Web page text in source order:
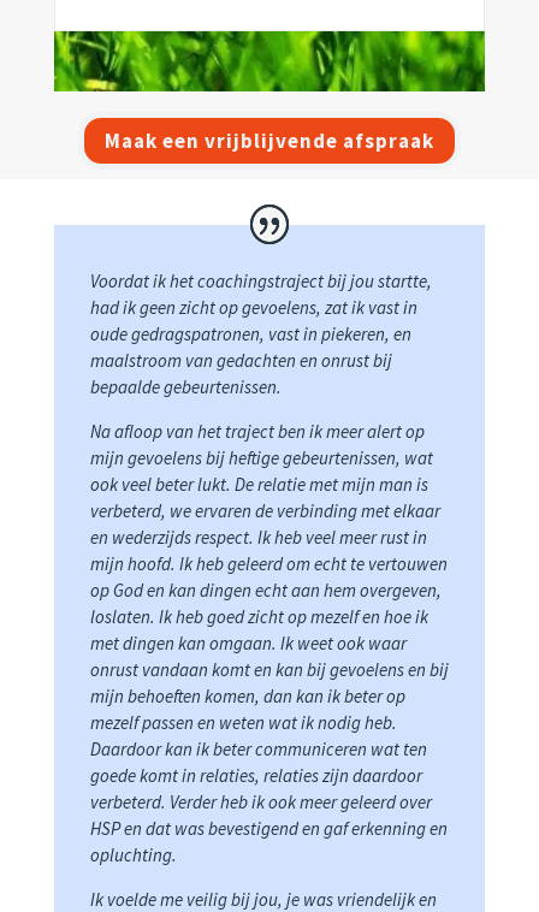
Maak een vrijblijvende afspraak
Voordat ik het coachingstraject bij jou startte,
had ik geen zicht op gevoelens, zat ik vast in
oude gedragspatronen, vast in piekeren, en
maalstroom van gedachten en onrust bij
bepaalde gebeurtenissen.
Na afloop van het traject ben ik meer alert op
mijn gevoelens bij heftige gebeurtenissen, wat
ook veel beter lukt. De relatie met mijn man is
verbeterd, we ervaren de verbinding met elkaar
en wederzijds respect. Ik heb veel meer rust in
mijn hoofd. Ik heb geleerd om echt te vertouwen
op God en kan dingen echt aan hem overgeven,
loslaten. Ik heb goed zicht op mezelf en hoe ik
met dingen kan omgaan. Ik weet ook waar
onrust vandaan komt en kan bij gevoelens en bij
mijn behoeften komen, dan kan ik beter op
mezelf passen en weten wat ik nodig heb.
Daardoor kan ik beter communiceren wat ten
goede komt in relaties, relaties zijn daardoor
verbeterd. Verder heb ik ook meer geleerd over
HSP en dat was bevestigend en gaf erkenning en
opluchting.
Ik voelde me veilig bij jou, je was vriendelijk en